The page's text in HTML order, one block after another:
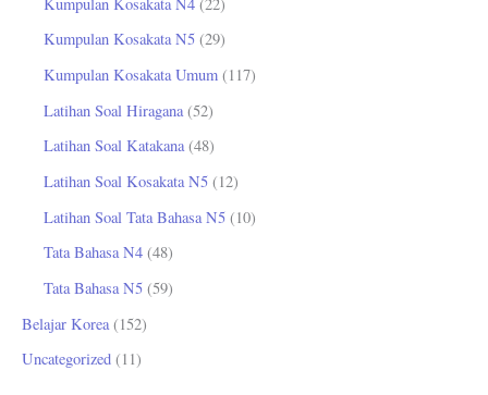
Kumpulan Kosakata N5 (29)
Kumpulan Kosakata Umum (117)
Latihan Soal Hiragana (52)
Latihan Soal Katakana(48)
Latihan Soal Kosakata N5 (12)
Latihan Soal Tata Bahasa N5 (10)
Tata Bahasa N4 (48)
Tata Bahasa N5 (59)
Belajar Korea (152)
Uncategorized (11)